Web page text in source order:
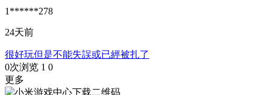
1******278
24天前
很好玩但是不能失誤或已經被扎了
0次浏览 1 0
更多